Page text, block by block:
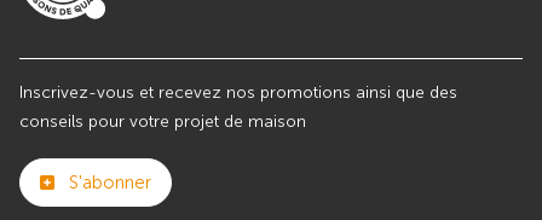
Inscrivez-vous et recevez nos promotions ainsi que des
conseils pour votre projet de maison
S'abonner